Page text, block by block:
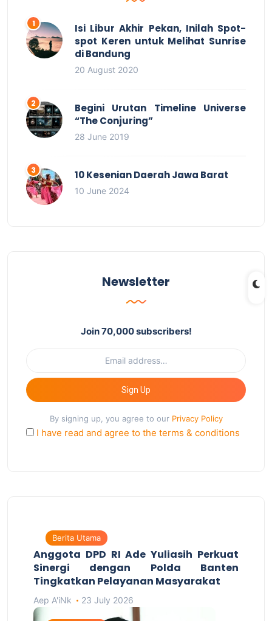
Isi Libur Akhir Pekan, Inilah Spot-
spot Keren untuk Melihat Sunrise
di Bandung
20 August 2020
Begini Urutan Timeline Universe
“The Conjuring”
28 June 2019
10 Kesenian Daerah Jawa Barat
10 June 2024
Newsletter
Join 70,000 subscribers!
Sign Up
By signing up, you agree to our Privacy Policy
I have read and agree to the terms & conditions
Berita Utama
Anggota DPD RI Ade Yuliasih Perkuat
Sinergi dengan Polda Banten
Tingkatkan Pelayanan Masyarakat
Aep A'iNk 23 July 2026